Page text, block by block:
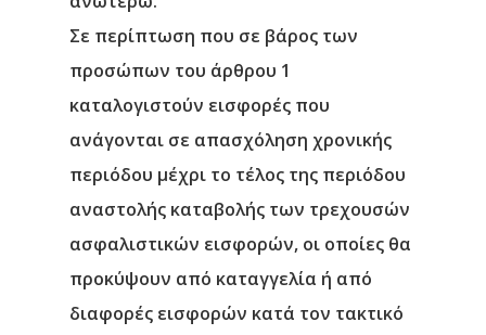
Σε περίπτωση που σε βάρος των
προσώπων του άρθρου 1
καταλογιστούν εισφορές που
ανάγονται σε απασχόληση χρονικής
περιόδου μέχρι το τέλος της περιόδου
αναστολής καταβολής των τρεχουσών
ασφαλιστικών εισφορών, οι οποίες θα
προκύψουν από καταγγελία ή από
διαφορές εισφορών κατά τον τακτικό
Νέα
Επικοινωνία